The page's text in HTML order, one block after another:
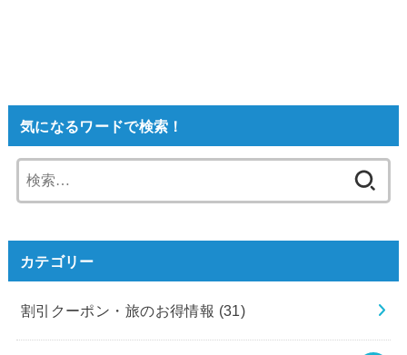
気になるワードで検索！
索:
カテゴリー
割引クーポン・旅のお得情報 (31)